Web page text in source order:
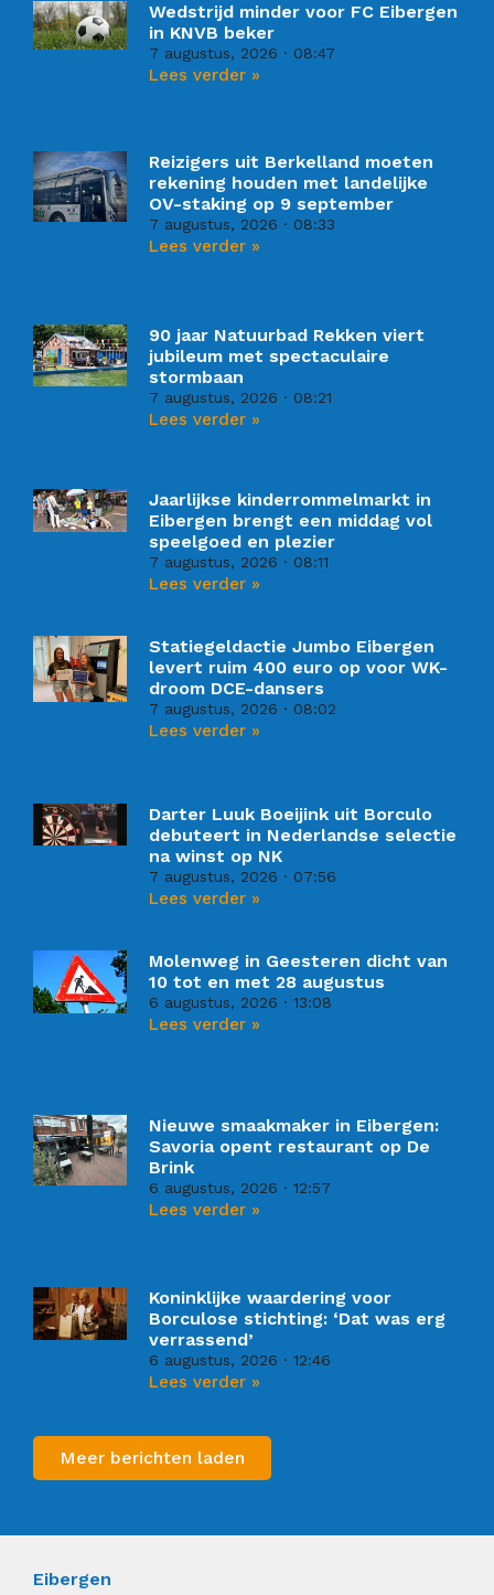
Wedstrijd minder voor FC Eibergen
in KNVB beker
7 augustus, 2026 08:47
Lees verder »
Reizigers uit Berkelland moeten
rekening houden met landelijke
OV-staking op 9 september
7 augustus, 2026 08:33
Lees verder »
90 jaar Natuurbad Rekken viert
jubileum met spectaculaire
stormbaan
7 augustus, 2026 08:21
Lees verder »
Jaarlijkse kinderrommelmarkt in
Eibergen brengt een middag vol
speelgoed en plezier
7 augustus, 2026 08:11
Lees verder »
Statiegeldactie Jumbo Eibergen
levert ruim 400 euro op voor WK-
droom DCE-dansers
7 augustus, 2026 08:02
Lees verder »
Darter Luuk Boeijink uit Borculo
debuteert in Nederlandse selectie
na winst op NK
7 augustus, 2026 07:56
Lees verder »
Molenweg in Geesteren dicht van
10 tot en met 28 augustus
6 augustus, 2026 13:08
Lees verder »
Nieuwe smaakmaker in Eibergen:
Savoria opent restaurant op De
Brink
6 augustus, 2026 12:57
Lees verder »
Koninklijke waardering voor
Borculose stichting: ‘Dat was erg
verrassend’
6 augustus, 2026 12:46
Lees verder »
Meer berichten laden
Eibergen